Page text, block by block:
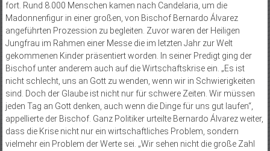
fort. Rund 8.000 Menschen kamen nach Candelaria, um die
Madonnenfigur in einer großen, von Bischof Bernardo Álvarez
angeführten Prozession zu begleiten. Zuvor waren der Heiligen
Jungfrau im Rahmen einer Messe die im letzten Jahr zur Welt
gekommenen Kinder präsentiert worden. In seiner Predigt ging der
Bischof unter anderem auch auf die Wirtschaftskrise ein. „Es ist
nicht schlecht, uns an Gott zu wenden, wenn wir in Schwierigkeiten
sind. Doch der Glaube ist nicht nur für schwere Zeiten. Wir müssen
jeden Tag an Gott denken, auch wenn die Dinge für uns gut laufen“,
appellierte der Bischof. Ganz Politiker urteilte Bernardo Álvarez weiter,
dass die Krise nicht nur ein wirtschaftliches Problem, sondern
vielmehr ein Problem der Werte sei. „Wir sehen nicht die große Zahl